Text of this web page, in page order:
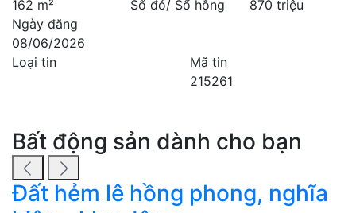
162 m²
Sổ đỏ/ Sổ hồng
870 triệu
Ngày đăng
08/06/2026
Loại tin
Mã tin
215261
Bất động sản dành cho bạn
Đất hẻm lê hồng phong, nghĩa